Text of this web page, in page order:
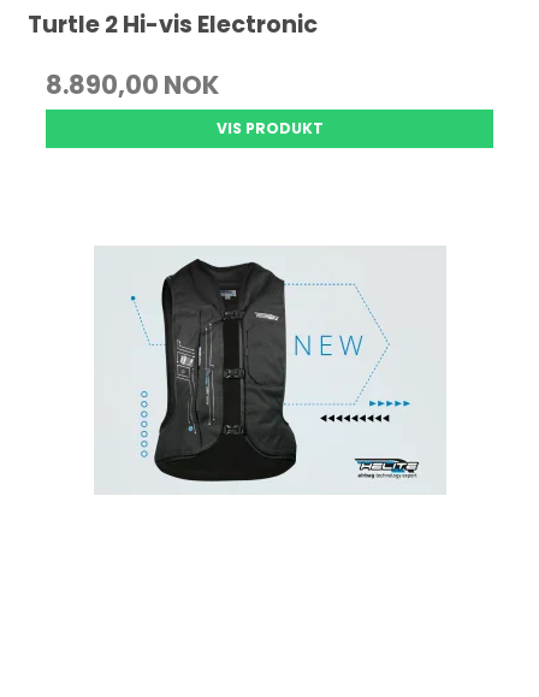
Turtle 2 Hi-vis Electronic
8.890,00 NOK
VIS PRODUKT